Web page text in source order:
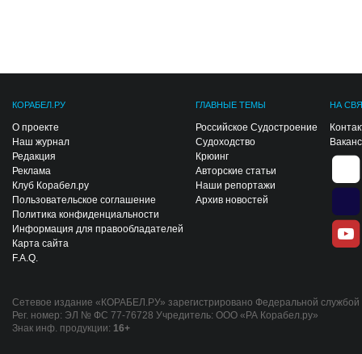
КОРАБЕЛ.РУ
О проекте
Наш журнал
Редакция
Реклама
Клуб Корабел.ру
Пользовательское соглашение
Политика конфиденциальности
Информация для правообладателей
Карта сайта
F.A.Q.
ГЛАВНЫЕ ТЕМЫ
Российское Судостроение
Судоходство
Крюинг
Авторские статьи
Наши репортажи
Архив новостей
НА
Сетевое издание «КОРАБЕЛ.РУ» зарегистрировано Федеральной
Рег. номер: ЭЛ № ФС 77-76728 Учредитель: ООО «РА Корабел.ру»
Знак инф. продукции: 16+